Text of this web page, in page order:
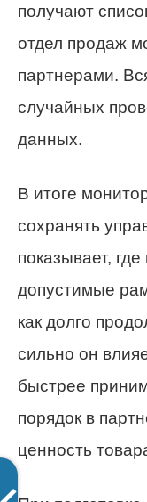
получают
отдел продаж
партнерами.
случайных
данных.
В итоге
сохранять
показывает,
допустимые
как долго
сильно он
быстрее
порядок в
ценность